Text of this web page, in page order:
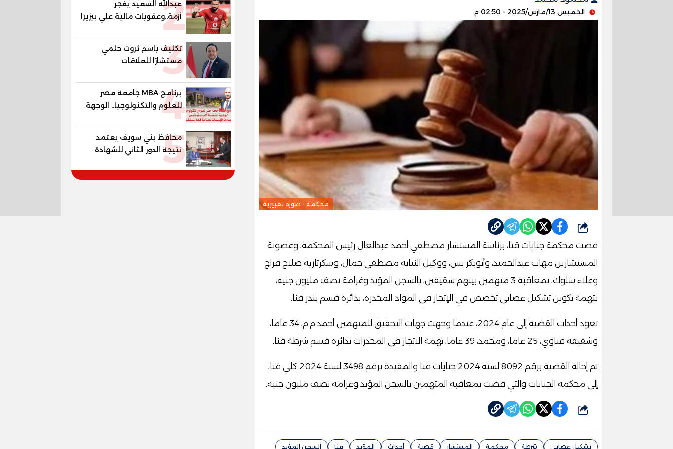
الخميس 13/مارس/2025 - 02:50 م
محكمة - صوره تعبيرية
شارك
قضت محكمة جنايات قنا، برئاسة المستشار مصطفي أحمد عبدالعال رئيس المحكمة، وعضوية
المستشارين مهاب عبدالحميد، وأبوبكر يس، ووكيل النيابة مصطفي جمال، وسكرتارية صلاح فراج
وعلاء سلوك، بمعاقبة 3 متهمين بينهم شقيقين، بالسجن المؤبد وغرامة نصف مليون جنيه،
بتهمة تكوين تشكيل عصابي تخصص في الإتجار في المواد المخدرة، بدائرة قسم بندر قنا.
تعود أحداث القضية إلى عام 2024، عندما وجهت جهات التحقيق للمتهمين أحمد.م.م، 34 عاما،
وشقيقه قناوي، 25 عاما، ومحمد، 39 عاما، تهمة الاتجار في المخدرات بدائرة قسم شرطة قنا.
تم إحالة القضية برقم 8092 لسنة 2024 جنايات قنا والمقيدة برقم 3498 لسنة 2024 كلي قنا،
إلى محكمة الجنايات والتي قضت بمعاقبة المتهمين بالسجن المؤبد وغرامة نصف مليون جنيه.
شارك
تشكيل عصابي شرطة محكمة المستشار قضية أحداث المؤبد قنا السجن المؤبد
2
عبدالله السعيد يفجر
أزمة..وعقوبات مالية علي بيزيرا
وبانزا
3
تكليف باسم ثروت حلمي
مستشارًا للعلاقات
الدبلوماسية وعضوًا بالهيئة
الاستشارية العليا لمنظمة
«جاد جمينت يوإن»
4
برنامج MBA جامعة مصر
للعلوم والتكنولوجيا.. الوجهة
المفضلة للتنفيذيين وقيادات
المؤسسات لصناعة قادة
المستقبل
5
محافظ بني سويف يعتمد
نتيجة الدور الثاني للشهادة
الإعدادية العامة بنسبة